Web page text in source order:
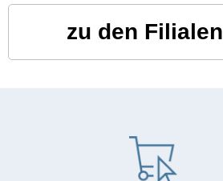
zu den Filialen